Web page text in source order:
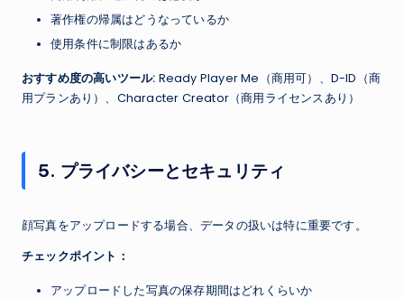
著作権の帰属はどうなっているか
使用条件に制限はあるか
おすすめ度の高いツール: Ready Player Me（商用可）、D-ID（商
用プランあり）、Character Creator（商用ライセンスあり）
5. プライバシーとセキュリティ
顔写真をアップロードする場合、データの扱いは特に重要です。
チェックポイント：
アップロードした写真の保存期間はどれくらいか